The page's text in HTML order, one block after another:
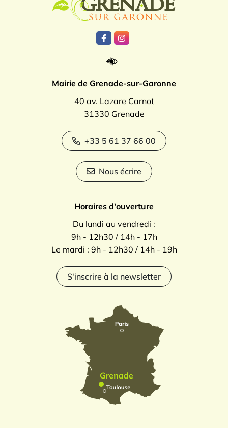
Lien vers le compte Facebook
Lien vers le compte
Mairie de Grenade-sur-Garonne
40 av. Lazare Carnot
31330 Grenade
+33 5 61 37 66 00
Nous écrire
Horaires d'ouverture
Du lundi au vendredi :
9h - 12h30 / 14h - 17h
Le mardi : 9h - 12h30 / 14h - 19h
S'inscrire à la newsletter